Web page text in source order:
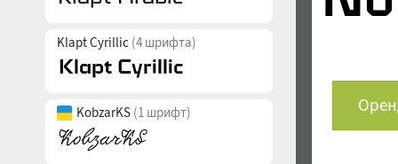
Klapt Cyrillic (4 шрифта)
KobzarKS (1 шрифт)